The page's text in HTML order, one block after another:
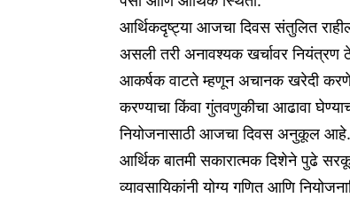
आर्थिकदृष्ट्या आजचा दिवस संतुलित
असली तरी अनावश्यक खर्चावर
आकर्षक वाटते म्हणून अचानक खरेदी
करण्याचा किंवा गुंतवणुकीचा आढावा
नियोजनासाठी आजचा दिवस अनुकूल
आर्थिक बातमी सकारात्मक दिशेने पुढे
व्यावसायिकांनी योग्य गणित आणि